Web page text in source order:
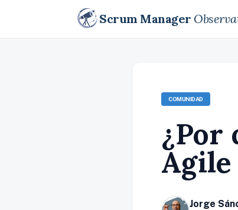
Scrum Manager
COMUNIDAD
¿Por
Agile
Jorge